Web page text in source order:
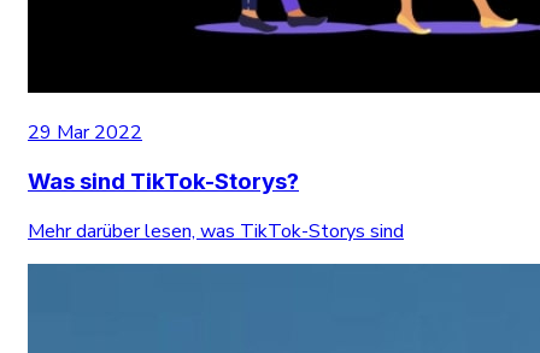
29 Mar 2022
Was sind TikTok-Storys?
Mehr darüber lesen, was TikTok-Storys sind